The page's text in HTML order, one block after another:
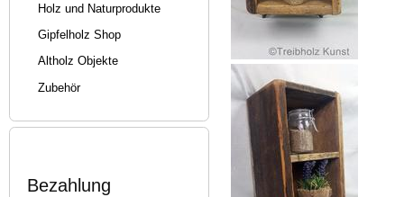
Holz und Naturprodukte
Gipfelholz Shop
Altholz Objekte
Zubehör
Bezahlung